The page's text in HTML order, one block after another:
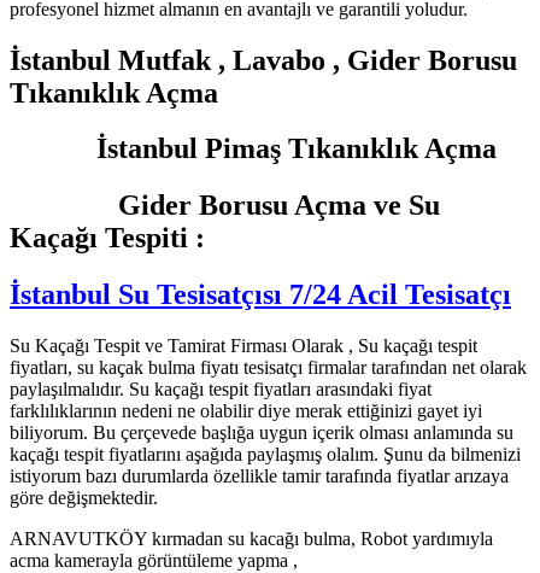
profesyonel hizmet almanın en avantajlı ve garantili yoludur.
İstanbul Mutfak , Lavabo , Gider Borusu
Tıkanıklık Açma
İstanbul Pimaş Tıkanıklık Açma
Gider Borusu Açma ve Su
Kaçağı Tespiti :
İstanbul Su Tesisatçısı 7/24 Acil Tesisatçı
Su Kaçağı Tespit ve Tamirat Firması Olarak , Su kaçağı tespit
fiyatları, su kaçak bulma fiyatı tesisatçı firmalar tarafından net olarak
paylaşılmalıdır. Su kaçağı tespit fiyatları arasındaki fiyat
farklılıklarının nedeni ne olabilir diye merak ettiğinizi gayet iyi
biliyorum. Bu çerçevede başlığa uygun içerik olması anlamında su
kaçağı tespit fiyatlarını aşağıda paylaşmış olalım. Şunu da bilmenizi
istiyorum bazı durumlarda özellikle tamir tarafında fiyatlar arızaya
göre değişmektedir.
ARNAVUTKÖY kırmadan su kacağı bulma, Robot yardımıyla
acma kamerayla görüntüleme yapma ,